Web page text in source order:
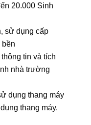
20.000 Sinh
sử dụng cấp
bền
tin và tích
nhà trường
dụng thang máy
thang máy.